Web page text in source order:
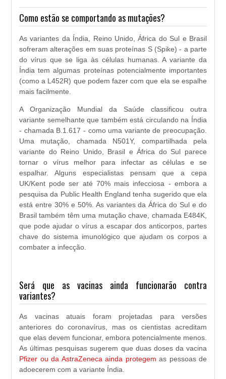
Como estão se comportando as mutações?
As variantes da Índia, Reino Unido, África do Sul e Brasil
sofreram alterações em suas proteínas S (Spike) - a parte
do vírus que se liga às células humanas. A variante da
Índia tem algumas proteínas potencialmente importantes
(como a L452R) que podem fazer com que ela se espalhe
mais facilmente.
A Organização Mundial da Saúde classificou outra
variante semelhante que também está circulando na Índia
- chamada B.1.617 - como uma variante de preocupação.
Uma mutação, chamada N501Y, compartilhada pela
variante do Reino Unido, Brasil e África do Sul parece
tornar o vírus melhor para infectar as células e se
espalhar. Alguns especialistas pensam que a cepa
UK/Kent pode ser até 70% mais infecciosa - embora a
pesquisa da Public Health England tenha sugerido que ela
está entre 30% e 50%. As variantes da África do Sul e do
Brasil também têm uma mutação chave, chamada E484K,
que pode ajudar o vírus a escapar dos anticorpos, partes
chave do sistema imunológico que ajudam os corpos a
combater a infecção.
Será que as vacinas ainda funcionarão contra
variantes?
As vacinas atuais foram projetadas para versões
anteriores do coronavírus, mas os cientistas acreditam
que elas devem funcionar, embora potencialmente menos.
As últimas pesquisas sugerem que duas doses da vacina
Pfizer ou da AstraZeneca ainda protegem as pessoas de
adoecerem com a variante Índia.